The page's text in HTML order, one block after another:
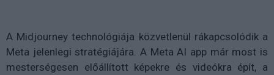
A Midjourney technológiája közvetlenül rákapcsolódik a
Meta jelenlegi stratégiájára. A Meta AI app már most is
mesterségesen előállított képekre és videókra épít, a